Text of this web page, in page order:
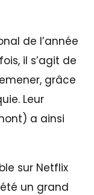
de l’année
il s’agit de
grâce
Leur
a ainsi
sur Netflix
un grand